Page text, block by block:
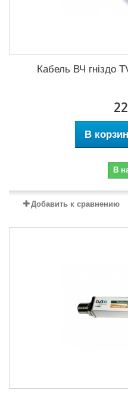
Кабель ВЧ гніздо
В
В
Добавить к сравнению